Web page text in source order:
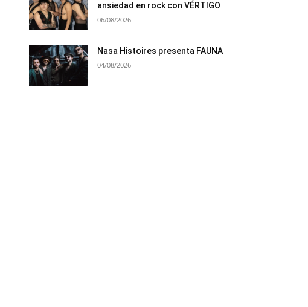
ansiedad en rock con VÉRTIGO
06/08/2026
Nasa Histoires presenta FAUNA
04/08/2026